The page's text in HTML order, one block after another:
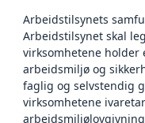
Arbeidstilsynets
Arbeidstilsynet skal
virksomhetene holder
arbeidsmiljø og
faglig og selvstendig
virksomhetene